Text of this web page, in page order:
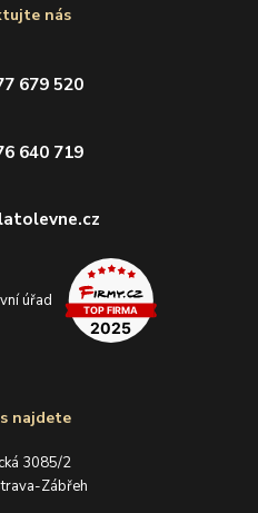
najdete
3085/2
Zábřeh
nás
679 520
640 719